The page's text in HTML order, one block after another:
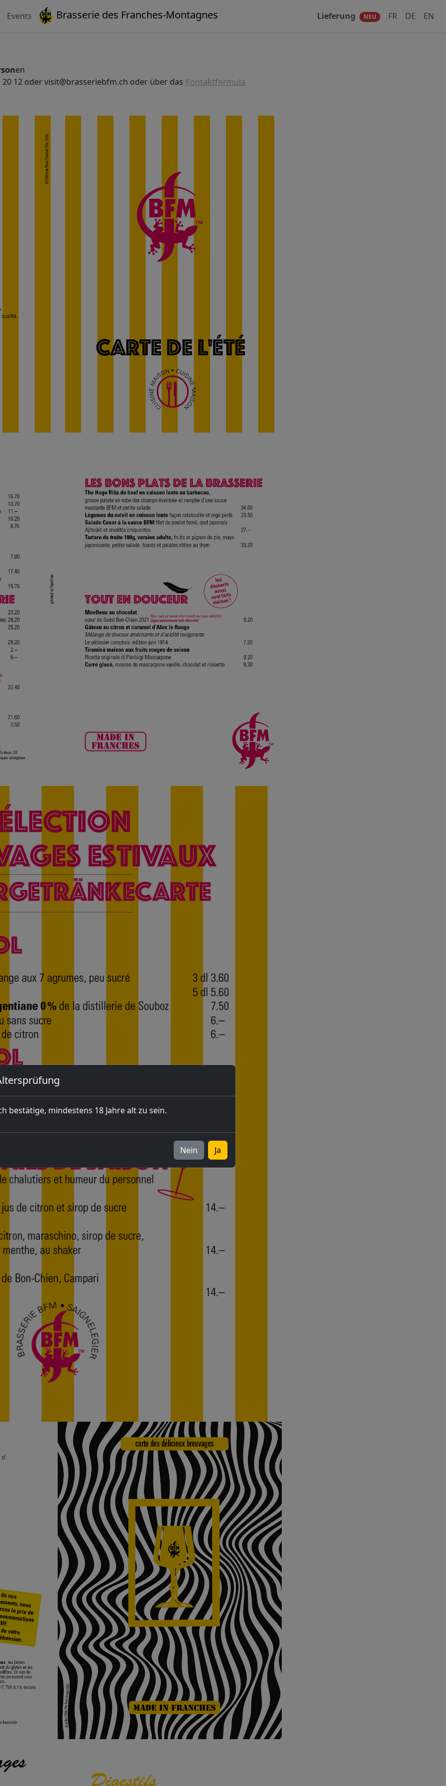
Events Brasserie des Franches-Montagnes Lieferung NEU FR DE EN
bestätige, mindestens 18 Jahre alt zu sein.
Nein Ja
en
12 oder visit@brasseriebfm.ch oder über das Kontaktformula